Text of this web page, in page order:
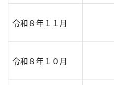
令和８年１１月
令和８年１０月